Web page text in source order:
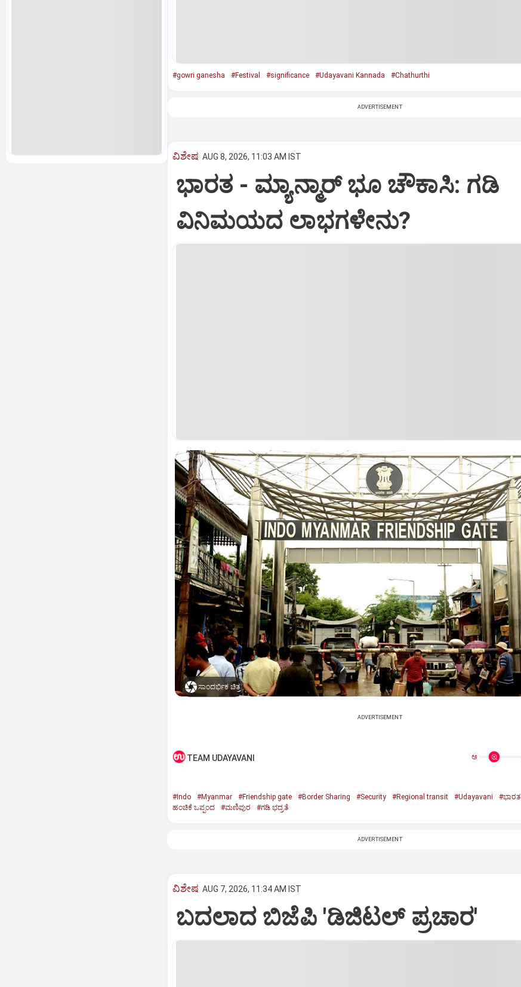
#gowri ganesha #Festival #significance #Udayavani Kannada #Chathurthi
ADVERTISEMENT
ವಿಶೇಷ AUG 8, 2026, 11:03 AM IST
ಭಾರತ -‌ ಮ್ಯಾನ್ಮಾರ್ ಭೂ ಚೌಕಾಸಿ: ಗಡಿ
ವಿನಿಮಯದ ಲಾಭಗಳೇನು?
ಸಾಂದರ್ಭಿಕ ಚಿತ್ರ
ADVERTISEMENT
TEAM UDAYAVANI ಅ
#Indo #Myanmar #Friendship gate #Border Sharing #Security #Regional transit #Udayavani #ಭಾರತ
ಹಂಚಿಕೆ ಒಪ್ಪಂದ
#ಮಣಿಪುರ #ಗಡಿ ಭದ್ರತೆ
ADVERTISEMENT
ವಿಶೇಷ AUG 7, 2026, 11:34 AM IST
ಬದಲಾದ ಬಿಜೆಪಿ 'ಡಿಜಿಟಲ್‌ ಪ್ರಚಾರ'